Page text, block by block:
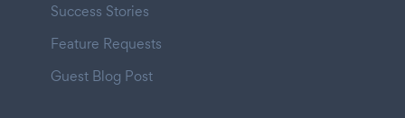
Success Stories
Feature Requests
Guest Blog Post